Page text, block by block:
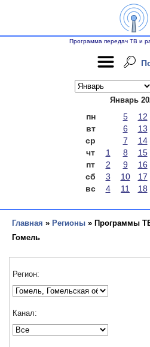
Программа передач ТВ и
Январь
пн 5 12
вт
6 13
ср
7 14
чт
1 8 15
пт
2 9 16
сб
3 10 17
вс
4 11 18
Главная » Регионы » Программы
Гомель
Регион:
Канал: